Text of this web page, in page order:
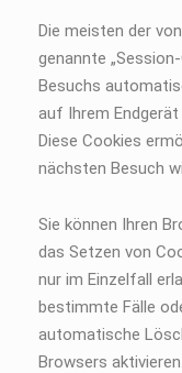
Die meisten der
genannte
Besuchs
auf Ihrem
Diese Cookies
nächsten Besuch
Sie können Ihren
das Setzen von
nur im Einzelfall
bestimmte Fälle
automatische
Browsers